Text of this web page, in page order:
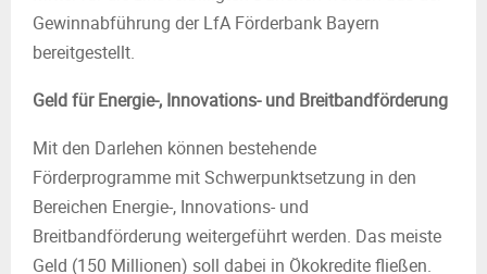
Gewinnabführung der LfA Förderbank Bayern
bereitgestellt.
Geld für Energie-, Innovations- und Breitbandförderung
Mit den Darlehen können bestehende
Förderprogramme mit Schwerpunktsetzung in den
Bereichen Energie-, Innovations- und
Breitbandförderung weitergeführt werden. Das meiste
Geld (150 Millionen) soll dabei in Ökokredite fließen.